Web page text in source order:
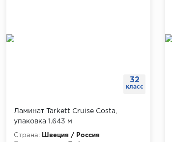
32
класс
Ламинат Tarkett Cruise Costa,
упаковка 1.643 м
Страна:
Швеция / Россия